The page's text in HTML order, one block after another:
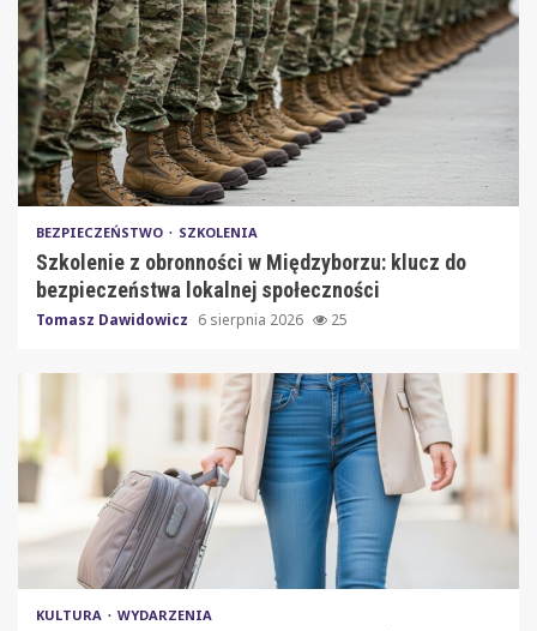
BEZPIECZEŃSTWO SZKOLENIA
Szkolenie z obronności w Międzyborzu: klucz do
bezpieczeństwa lokalnej społeczności
Tomasz Dawidowicz 6 sierpnia 2026 25
KULTURA WYDARZENIA